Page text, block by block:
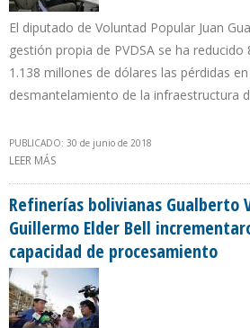
El diputado de Voluntad Popular Juan
gestión propia de PVDSA se ha
1.138 millones de dólares las pérdidas
desmantelamiento de la infraestructura
PUBLICADO: 30 de junio de 2018
LEER MÁS
Refinerías bolivianas Gualberto
Guillermo Elder Bell
capacidad de procesamiento